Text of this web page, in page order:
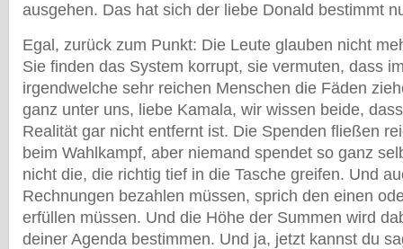
ausgehen. Das hat sich der liebe Donald bestimmt
Egal, zurück zum Punkt: Die Leute glauben nicht
Sie finden das System korrupt, sie vermuten, dass
irgendwelche sehr reichen Menschen die Fäden
ganz unter uns, liebe Kamala, wir wissen beide,
Realität gar nicht entfernt ist. Die Spenden fließen
beim Wahlkampf, aber niemand spendet so ganz
nicht die, die richtig tief in die Tasche greifen. Und
Rechnungen bezahlen müssen, sprich den einen
erfüllen müssen. Und die Höhe der Summen wird
deiner Agenda bestimmen. Und ja, jetzt kannst du